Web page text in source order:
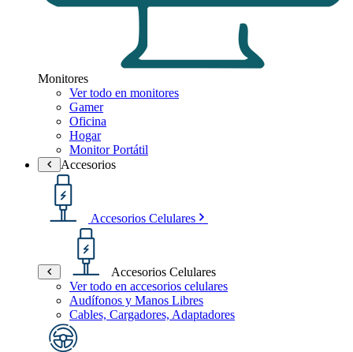
Monitores
Ver todo en monitores
Gamer
Oficina
Hogar
Monitor Portátil
Accesorios
Accesorios Celulares
Accesorios Celulares
Ver todo en accesorios celulares
Audífonos y Manos Libres
Cables, Cargadores, Adaptadores